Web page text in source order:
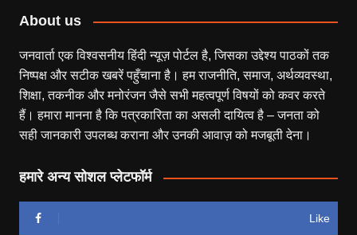
About us
जनवार्ता एक विश्वसनीय हिंदी न्यूज़ पोर्टल है, जिसका उद्देश्य पाठकों तक
निष्पक्ष और सटीक खबरें पहुँचाना है। हम राजनीति, समाज, अर्थव्यवस्था,
शिक्षा, तकनीक और मनोरंजन जैसे सभी महत्वपूर्ण विषयों को कवर करते
हैं। हमारा मानना है कि पत्रकारिता का असली दायित्व है – जनता को
सही जानकारी उपलब्ध कराना और उनकी आवाज़ को मजबूती देना।
हमारे अन्य सोशल प्लेटफॉर्म
Like